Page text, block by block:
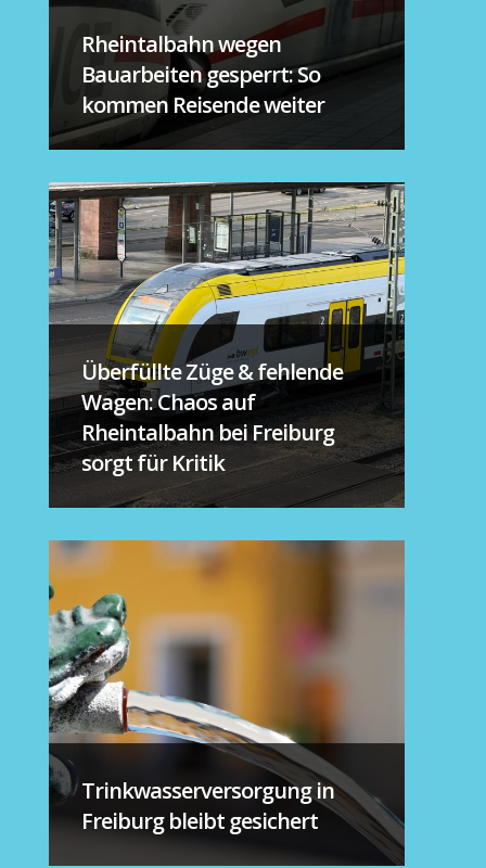
Rheintalbahn wegen
Bauarbeiten gesperrt: So
kommen Reisende weiter
Überfüllte Züge & fehlende
Wagen: Chaos auf
Rheintalbahn bei Freiburg
sorgt für Kritik
Trinkwasserversorgung in
Freiburg bleibt gesichert